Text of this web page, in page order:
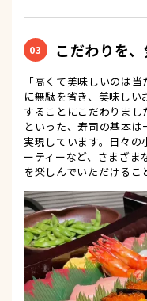
03 こだわりを、
「高くて美味しいのは
に無駄を省き、美味し
することにこだわりま
といった、寿司の基本
実現しています。日々の
ーティーなど、さまざま
を楽しんでいただけるこ